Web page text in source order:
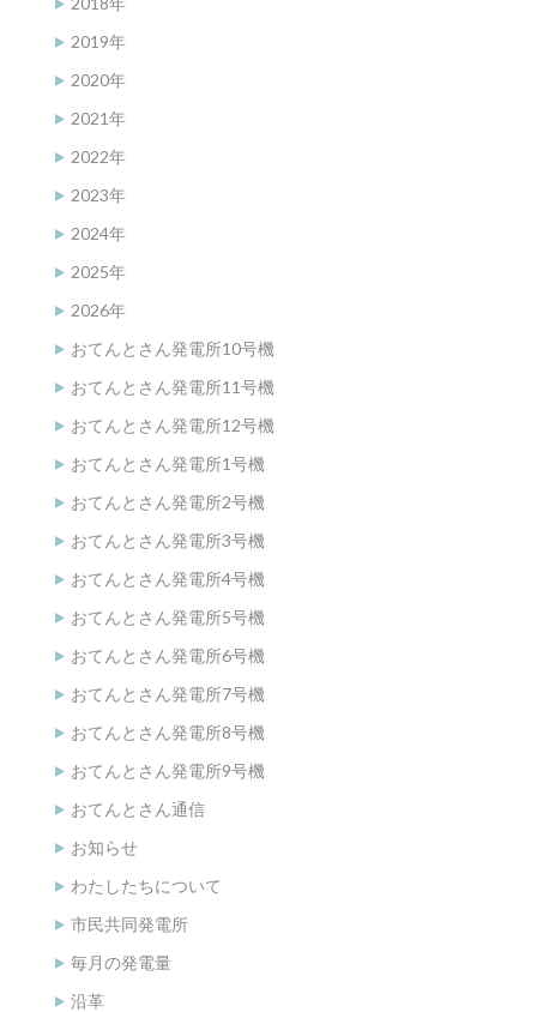
2019年
2020年
2021年
2022年
2023年
2024年
2025年
2026年
おてんとさん発電所10号機
おてんとさん発電所11号機
おてんとさん発電所12号機
おてんとさん発電所1号機
おてんとさん発電所2号機
おてんとさん発電所3号機
おてんとさん発電所4号機
おてんとさん発電所5号機
おてんとさん発電所6号機
おてんとさん発電所7号機
おてんとさん発電所8号機
おてんとさん発電所9号機
おてんとさん通信
お知らせ
わたしたちについて
市民共同発電所
毎月の発電量
沿革